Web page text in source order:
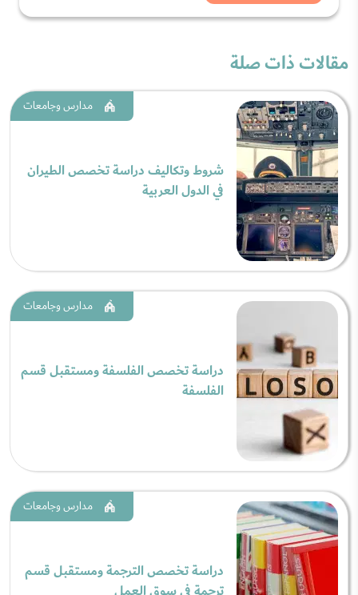
مقالات ذات صلة
مدارس وجامعات
شروط وتكاليف دراسة تخصص الطيران
في الدول العربية
مدارس وجامعات
دراسة تخصص الفلسفة ومستقبل قسم
الفلسفة
مدارس وجامعات
دراسة تخصص الترجمة ومستقبل قسم